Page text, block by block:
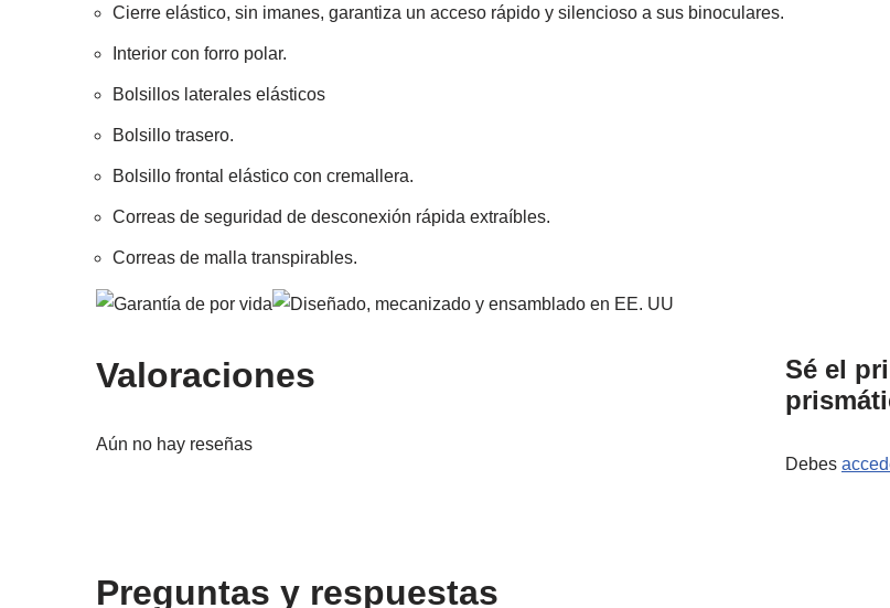
Cierre elástico, sin imanes, garantiza un acceso rápido y silencioso a sus binoculares.
Interior con forro polar.
Bolsillos laterales elásticos
Bolsillo trasero.
Bolsillo frontal elástico con cremallera.
Correas de seguridad de desconexión rápida extraíbles.
Correas de malla transpirables.
Valoraciones
Aún no hay reseñas
Sé el
Debes
Preguntas y respuestas